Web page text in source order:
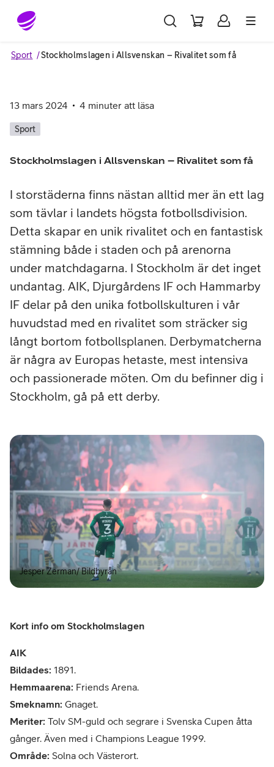
Gå till sidans innehåll
Sport Stockholmslagen i Allsvenskan – Rivalitet som få
13 mars 2024 4 minuter att läsa
Sport
Stockholmslagen i Allsvenskan – Rivalitet som få
I storstäderna finns nästan alltid mer än ett lag
som tävlar i landets högsta fotbollsdivision.
Detta skapar en unik rivalitet och en fantastisk
stämning både i staden och på arenorna
under matchdagarna. I Stockholm är det inget
undantag. AIK, Djurgårdens IF och Hammarby
IF delar på den unika fotbollskulturen i vår
huvudstad med en rivalitet som sträcker sig
långt bortom fotbollsplanen. Derbymatcherna
är några av Europas hetaste, mest intensiva
och passionerade möten. Om du befinner dig i
Stockholm, gå på ett derby.
Jesper Zerman/ Bildbyrån
Kort info om Stockholmslagen
AIK
Bildades: 1891.
Hemmaarena: Friends Arena.
Smeknamn: Gnaget.
Meriter: Tolv SM-guld och segrare i Svenska Cupen åtta
gånger. Även med i Champions League 1999.
Område: Solna och Västerort.